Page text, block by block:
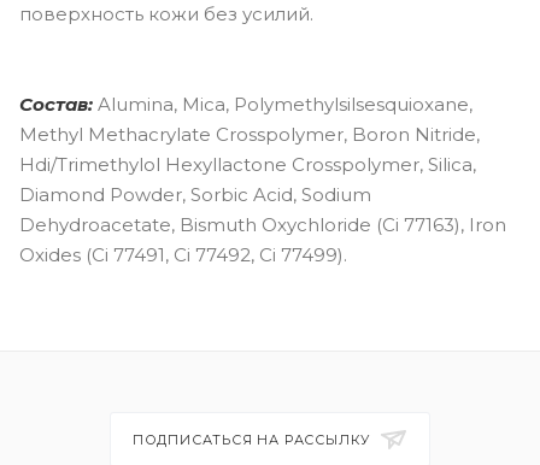
поверхность кожи без усилий.
Состав: Alumina, Mica, Polymethylsilsesquioxane,
Methyl Methacrylate Crosspolymer, Boron Nitride,
Hdi/Trimethylol Hexyllactone Crosspolymer, Silica,
Diamond Powder, Sorbic Acid, Sodium
Dehydroacetate, Bismuth Oxychloride (Ci 77163), Iron
Oxides (Ci 77491, Ci 77492, Ci 77499).
ПОДПИСАТЬСЯ НА РАССЫЛКУ